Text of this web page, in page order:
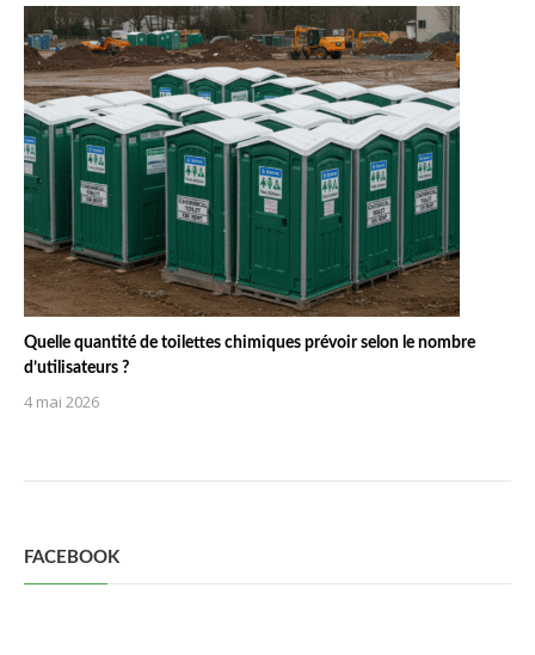
Quelle quantité de toilettes chimiques prévoir selon le nombre
d’utilisateurs ?
4 mai 2026
FACEBOOK